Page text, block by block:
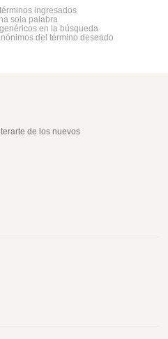
ingresados
sola palabra
en la búsqueda
del término deseado
de los nuevos